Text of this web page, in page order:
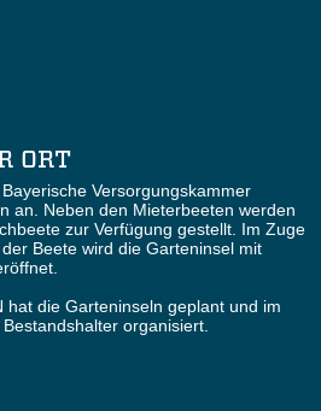
ORT
Versorgungskammer
an. Neben den Mieterbeeten werden
zur Verfügung gestellt. Im Zuge
Beete wird die Garteninsel mit
hat die Garteninseln geplant und im
organisiert.